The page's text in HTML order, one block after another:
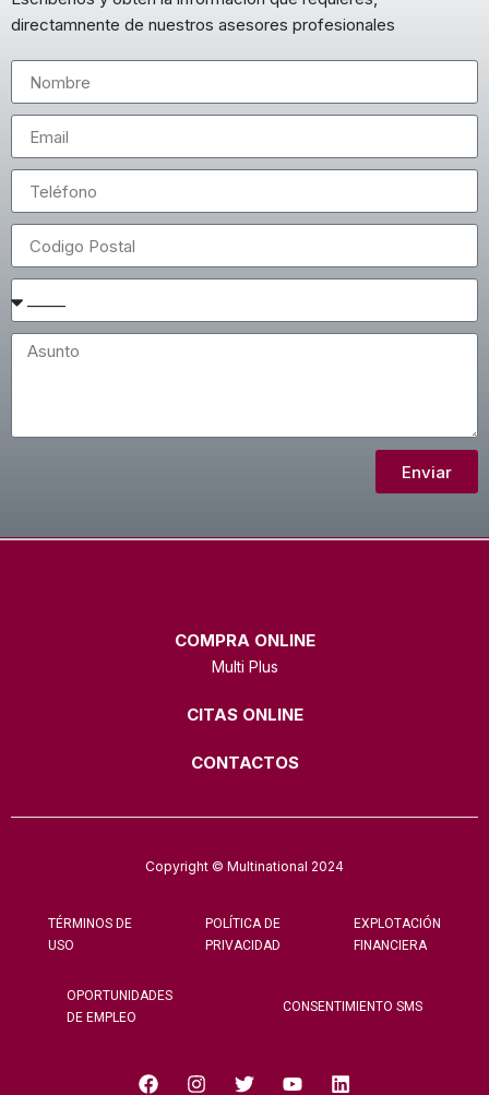
directamnente de nuestros asesores profesionales
Enviar
COMPRA ONLINE
Multi Plus
CITAS ONLINE
CONTACTOS
Copyright © Multinational 2024
TÉRMINOS DE
USO
POLÍTICA DE
PRIVACIDAD
EXPLOTACIÓN
FINANCIERA
OPORTUNIDADES
DE EMPLEO
CONSENTIMIENTO SMS